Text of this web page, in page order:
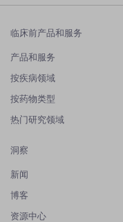
临床前产品和服务
产品和服务
按疾病领域
按药物类型
热门研究领域
洞察
新闻
博客
资源中心